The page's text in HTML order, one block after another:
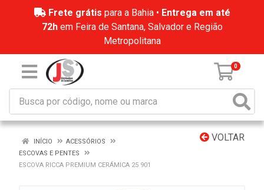
Frete grátis para a Bahia • Entrega em até
72hem Feira de Santana, Salvador e Região
Metropolitana
0
VOLTAR
INÍCIO
ACESSÓRIOS
ESCOVAS E PENTES
ESCOVA RICCA PREMIUM CERÁMICA 25 901